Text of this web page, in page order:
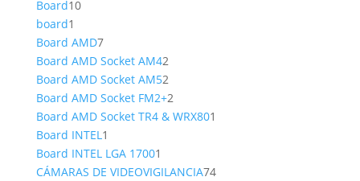
Board1010
board1
producto
Board AMD77
productos
Board AMD Socket AM422
productos
Board AMD Socket AM522
productos
Board AMD Socket FM2+22
productos
Board AMD Socket TR4 & WRX801
Board INTEL1
producto
Board INTEL LGA 17001
producto
CÁMARAS DE VIDEOVIGILANCIA7474